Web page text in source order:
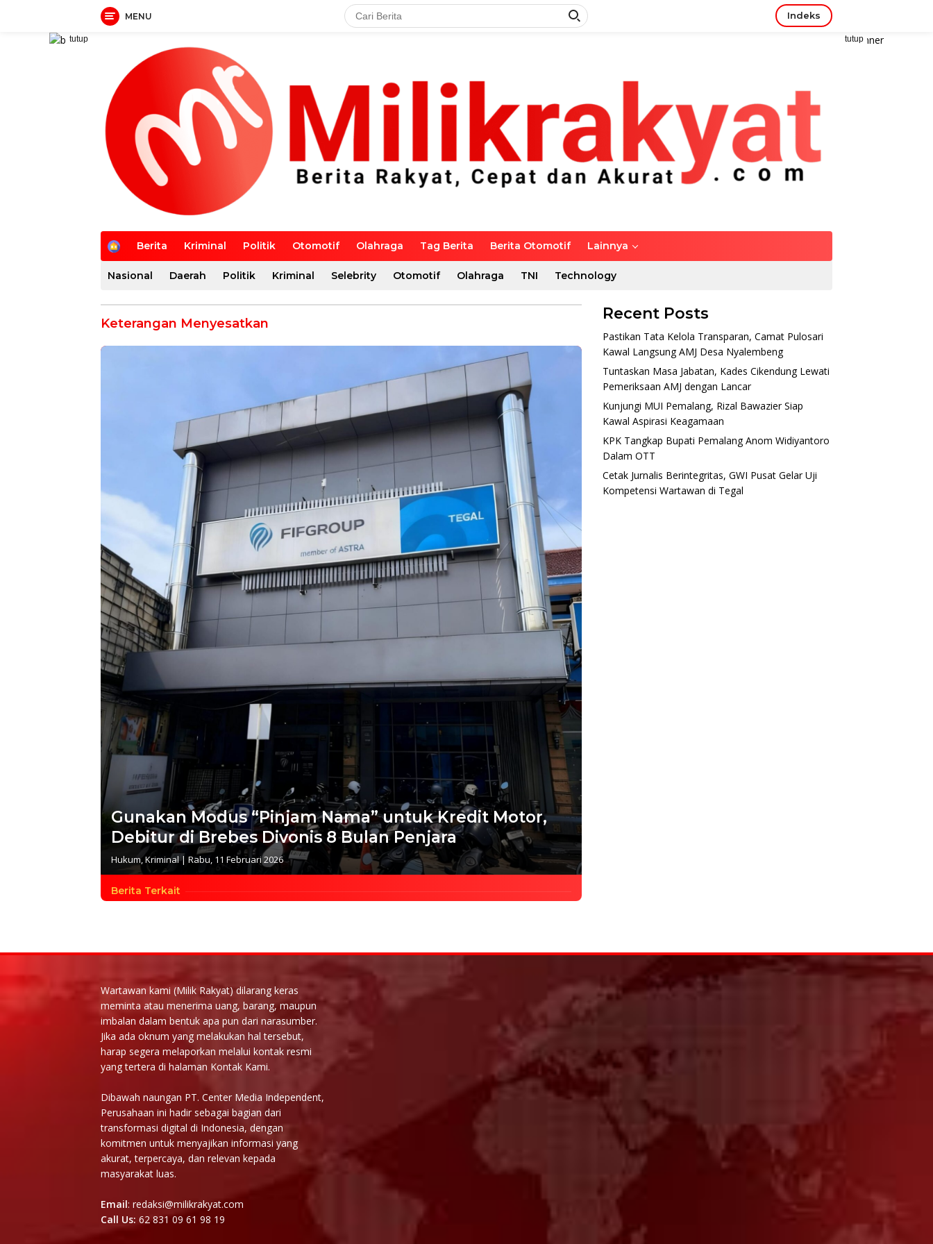
MENU Indeks
tutup tutup
H
m
e
Berita Kriminal Politik Otomotif Olahraga Tag Berita Berita Otomotif Lainnya
Nasional Daerah Politik Kriminal Selebrity Otomotif Olahraga TNI Technology
Keterangan Menyesatkan
Gunakan Modus “Pinjam Nama” untuk Kredit Motor,
Debitur di Brebes Divonis 8 Bulan Penjara
Hukum,Kriminal| Rabu, 11 Februari 2026
Berita Terkait
Recent Posts
Pastikan Tata Kelola Transparan, Camat Pulosari
Kawal Langsung AMJ Desa Nyalembeng
Tuntaskan Masa Jabatan, Kades Cikendung Lewati
Pemeriksaan AMJ dengan Lancar
Kunjungi MUI Pemalang, Rizal Bawazier Siap
Kawal Aspirasi Keagamaan
KPK Tangkap Bupati Pemalang Anom Widiyantoro
Dalam OTT
Cetak Jurnalis Berintegritas, GWI Pusat Gelar Uji
Kompetensi Wartawan di Tegal
Wartawan kami (Milik Rakyat) dilarang keras
meminta atau menerima uang, barang, maupun
imbalan dalam bentuk apa pun dari narasumber.
Jika ada oknum yang melakukan hal tersebut,
harap segera melaporkan melalui kontak resmi
yang tertera di halaman Kontak Kami.
Dibawah naungan PT. Center Media Independent,
Perusahaan ini hadir sebagai bagian dari
transformasi digital di Indonesia, dengan
komitmen untuk menyajikan informasi yang
akurat, terpercaya, dan relevan kepada
masyarakat luas.
Email: redaksi@milikrakyat.com
Call Us: 62 831 09 61 98 19